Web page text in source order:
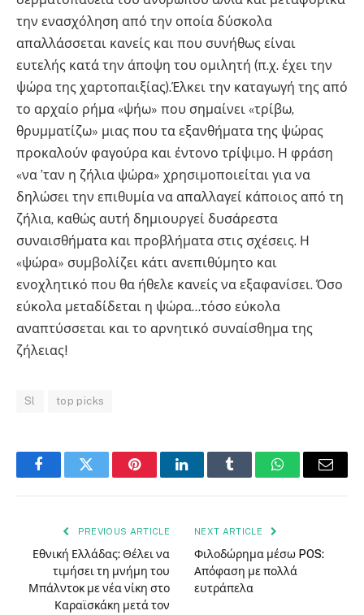
την ενασχόληση από την οποία δύσκολα
απαλλάσσεται κανείς και που συνήθως είναι
ευτελής κατά την άποψη του ομιλητή (π.χ. έχει την
ψώρα της χαρτοπαιξίας).Έλκει την καταγωγή της από
το αρχαίο ρήμα «ψήω» που σημαίνει «τρίβω,
θρυμματίζω» μιας που τα εξανθήματα της ψώρας
προκαλούν φαγούρα και έντονο τρίψιμο. Η φράση
«να ’ταν η ζήλια ψώρα» χρησιμοποιείται για να
δηλώσει την επιθυμία να απαλλαγεί κάποιος από τη
ζήλια, καθώς αυτή δημιουργεί δυσάρεστα
συναισθήματα και προβλήματα στις σχέσεις. Η
«ψώρα» συμβολίζει κάτι ανεπιθύμητο και
ενοχλητικό που θα ήθελε κανείς να εξαφανίσει. Όσο
εύκολα μεταδίδεται η ψώρα…τόσο εύκολα
αναπτύσσεται και το αρνητικό συναίσθημα της
ζήλειας!
Sl top picks
FacebookTwitter PinterestLinkedInTumblr WhatsAppEmail
PREVIOUS ARTICLE
Εθνική Ελλάδας: Θέλει να
τιμήσει τη μνήμη του
Μπάλντοκ με νέα νίκη στο
Καραϊσκάκη μετά τον
NEXT ARTICLE
Φιλοδώρημα μέσω POS:
Απόφαση με πολλά
ευτράπελα